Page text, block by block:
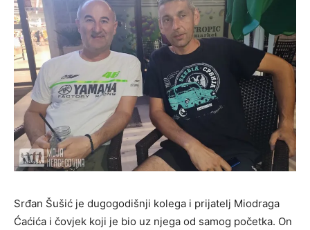
Srđan Šušić je dugogodišnji kolega i prijatelj Miodraga
Ćaćića i čovjek koji je bio uz njega od samog početka. On